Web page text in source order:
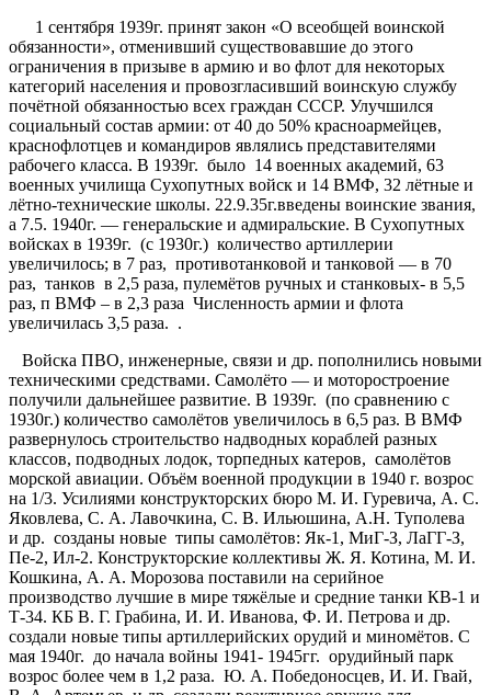
1 сентября 1939г. принят закон «О всеобщей воинской
обязанности», отменивший существовавшие до этого
ограничения в призыве в армию и во флот для некоторых
категорий населения и провозгласивший воинскую службу
почётной обязанностью всех граждан СССР. Улучшился
социальный состав армии: от 40 до 50% красноармейцев,
краснофлотцев и командиров являлись представителями
рабочего класса. В 1939г. было 14 военных академий, 63
военных училища Сухопутных войск и 14 ВМФ, 32 лётные и
лётно-технические школы. 22.9.35г.введены воинские звания,
а 7.5. 1940г. — генеральские и адмиральские. В Сухопутных
войсках в 1939г. (с 1930г.) количество артиллерии
увеличилось; в 7 раз, противотанковой и танковой — в 70
раз, танков в 2,5 раза, пулемётов ручных и станковых- в 5,5
раз, п ВМФ – в 2,3 раза Численность армии и флота
увеличилась 3,5 раза. .
Войска ПВО, инженерные, связи и др. пополнились новыми
техническими средствами. Самолёто — и моторостроение
получили дальнейшее развитие. В 1939г. (по сравнению с
1930г.) количество самолётов увеличилось в 6,5 раз. В ВМФ
развернулось строительство надводных кораблей разных
классов, подводных лодок, торпедных катеров, самолётов
морской авиации. Объём военной продукции в 1940 г. возрос
на 1/3. Усилиями конструкторских бюро М. И. Гуревича, А. С.
Яковлева, С. А. Лавочкина, С. В. Ильюшина, А.Н. Туполева
и др. созданы новые типы самолётов: Як-1, МиГ-З, ЛаГГ-З,
Пе-2, Ил-2. Конструкторские коллективы Ж. Я. Котина, М. И.
Кошкина, А. А. Морозова поставили на серийное
производство лучшие в мире тяжёлые и средние танки КВ-1 и
Т-34. КБ В. Г. Грабина, И. И. Иванова, Ф. И. Петрова и др.
создали новые типы артиллерийских орудий и миномётов. С
мая 1940г. до начала войны 1941- 1945гг. орудийный парк
возрос более чем в 1,2 раза. Ю. А. Победоносцев, И. И. Гвай,